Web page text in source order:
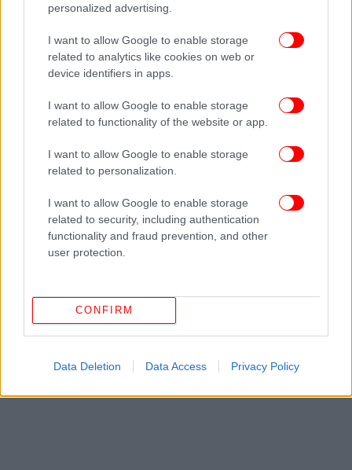
personalized advertising.
I want to allow Google to enable storage
related to analytics like cookies on web or
device identifiers in apps.
I want to allow Google to enable storage
related to functionality of the website or app.
I want to allow Google to enable storage
related to personalization.
I want to allow Google to enable storage
related to security, including authentication
functionality and fraud prevention, and other
user protection.
CONFIRM
Data Deletion Data Access Privacy Policy
Περίπου έναν χρόνο αργότερα, έγραφε ο
Μπράνσον, ενημερώθηκε ότι κανείς άλλος δεν είχε
κάνει προσφορά για το νησί. Συμφώνησε να
πληρώσει 180.000 δολάρια για το νησί, με την
Και κάπως έτσι το νησί Νέκερ βρέθηκε στην κατοχή
του και αποτέλεσε μέρος σημαντικών
οικογενειακών στιγμών, καθώς όχι μόνο
παντρεύτηκε εκεί την Τζόαν, αλλά είδε και τα παιδιά
του να ενώνονται με τα δεσμά του γάμου χρόνια